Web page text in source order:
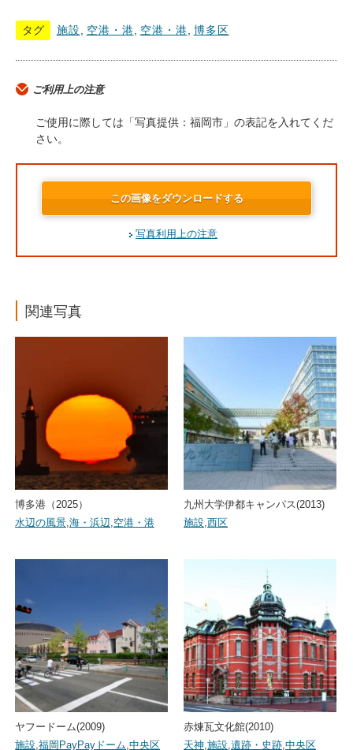
タグ 施設 空港・港 空港・港 博多区
ご利用上の注意
ご使用に際しては「写真提供：福岡市」の表記を入れてくだ
さい。
この画像をダウンロードする
写真利用上の注意
関連写真
博多港（2025）
水辺の風景,海・浜辺,空港・港
九州大学伊都キャンパス(2013)
施設,西区
ヤフードーム(2009)
施設,福岡PayPayドーム,中央区
赤煉瓦文化館(2010)
天神,施設,遺跡・史跡,中央区